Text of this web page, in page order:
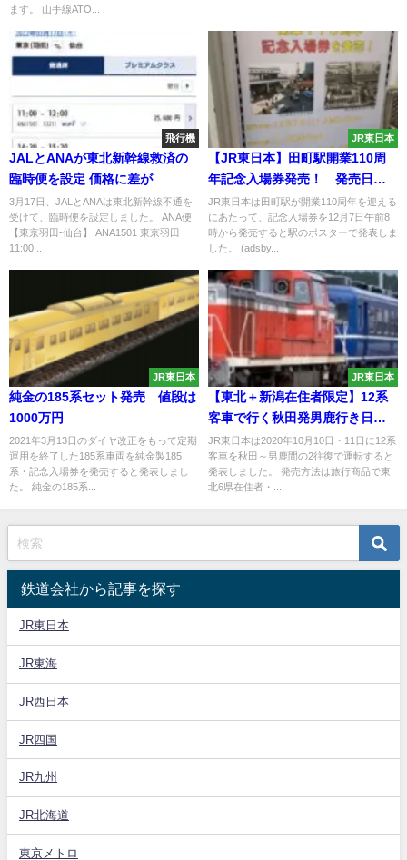
ます。 山手線ATO...
飛行機
JALとANAが東北新幹線救済の
臨時便を設定 価格に差が
3月17日、JALとANAは東北新幹線不通を
受けて、臨時便を設定しました。 ANA便
【東京羽田-仙台】 ANA1501 東京羽田
11:00...
JR東日本
【JR東日本】田町駅開業110周
年記念入場券発売！ 発売日は
12月7日
JR東日本は田町駅が開業110周年を迎える
にあたって、記念入場券を12月7日午前8
時から発売すると駅のポスターで発表しま
した。 (adsby...
JR東日本
純金の185系セット発売 値段は
1000万円
2021年3月13日のダイヤ改正をもって定期
運用を終了した185系車両を純金製185
系・記念入場券を発売すると発表しまし
た。 純金の185系...
JR東日本
【東北＋新潟在住者限定】12系
客車で行く秋田発男鹿行き日帰
り温泉旅行商品発売
JR東日本は2020年10月10日・11日に12系
客車を秋田～男鹿間の2往復で運転すると
発表しました。 発売方法は旅行商品で東
北6県在住者・...
鉄道会社から記事を探す
JR東日本
JR東海
JR西日本
JR四国
JR九州
JR北海道
東京メトロ